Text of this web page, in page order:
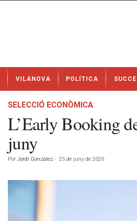
t
VILANOVA POLÍTICA
SELECCIÓ ECONÒMICA
L’Early Booking
juny
Por Jordi González - 25 de juny de 2026